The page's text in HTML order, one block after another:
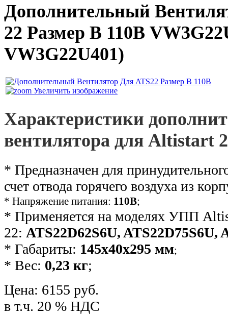
Дополнительный
22 Размер B 110В
VW3G22U401)
Увеличить изображение
Характеристики
вентилятора для Altistart
* Предназначен для
счет отвода горячего воздуха из
* Напряжение питания: 110В;
* Применяется на моделях УПП
22: ATS22D62S6U, ATS22D75S6U,
* Габариты: 145x40x295 мм;
* Вес: 0,23 кг;
Цена: 6155 руб.
в т.ч. 20 % НДС